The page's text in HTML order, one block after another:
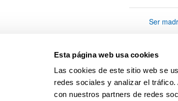
Esta página web usa cookies
Las cookies de este sitio web se
redes sociales y analizar el
con nuestros partners de redes
SerSer
EHU
de la NTU
EHU e
EHU e